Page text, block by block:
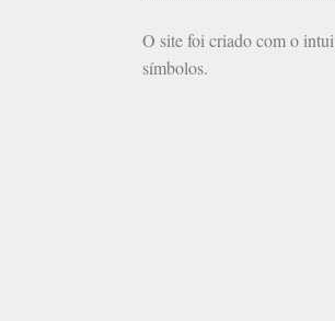
O site foi criado com o
símbolos.